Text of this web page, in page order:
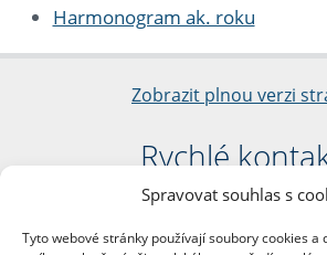
Spravovat souhlas s
Tyto webové stránky používají soubory cookies a
Harmonogram ak. roku
Zobrazit plnou verzi
Rychlé
Filozofická fakulta
nám. Jana Palacha